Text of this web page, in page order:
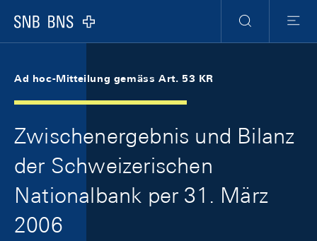
Logo
Suche
Menu
Ad hoc-Mitteilung gemäss Art. 53 KR
Zwischenergebnis und Bilanz
der Schweizerischen
Nationalbank per 31. März
2006